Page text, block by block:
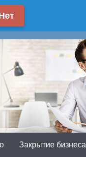
Закрытие бизнеса
и область:
30 доб.603